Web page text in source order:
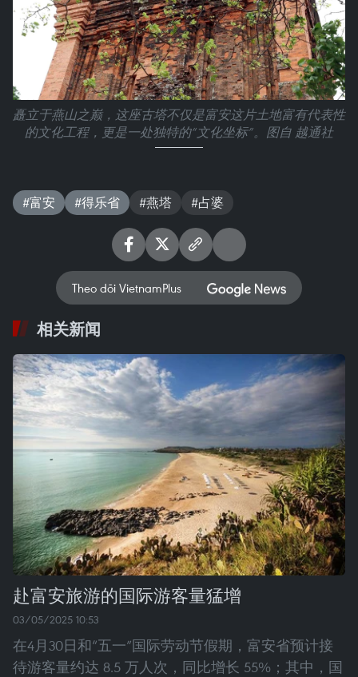
矗立于燕山之巅，这座古塔不仅是富安这片土地富有代表性
的文化工程，更是一处独特的“文化坐标”。图自 越通社
#富安 #得乐省 #燕塔 #占婆
Theo dõi VietnamPlus
相关新闻
赴富安旅游的国际游客量猛增
03/05/2025 10:53
在4月30日和“五一”国际劳动节假期，富安省预计接
待游客量约达 8.5 万人次，同比增长 55%；其中，国